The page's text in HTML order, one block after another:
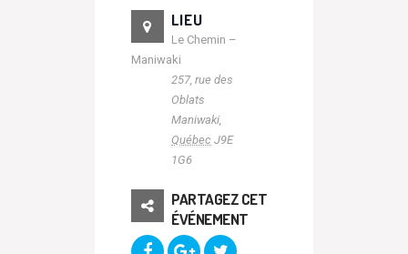
LIEU
Le Chemin –
Maniwaki
257, rue des
Oblats
Maniwaki,
Québec J9E
1G6
PARTAGEZ CET
ÉVÉNEMENT